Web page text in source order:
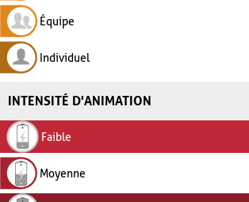
Équipe
Individuel
INTENSITÉ D'ANIMATION
Faible
Moyenne